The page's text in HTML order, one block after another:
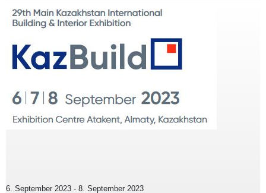
6. September 2023 - 8. September 2023